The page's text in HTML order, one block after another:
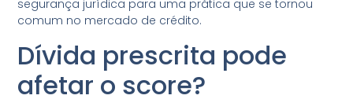
segurança jurídica para uma prática que se tornou
comum no mercado de crédito.
Dívida prescrita pode
afetar o score?